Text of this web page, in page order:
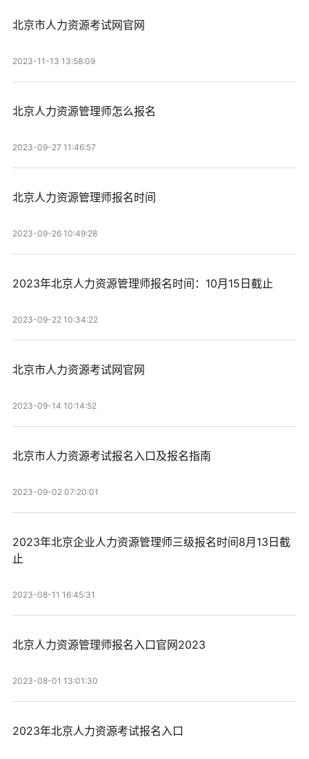
北京市人力资源考试网官网
2023-11-13 13:58:09
北京人力资源管理师怎么报名
2023-09-27 11:46:57
北京人力资源管理师报名时间
2023-09-26 10:49:28
2023年北京人力资源管理师报名时间：10月15日截止
2023-09-22 10:34:22
北京市人力资源考试网官网
2023-09-14 10:14:52
北京市人力资源考试报名入口及报名指南
2023-09-02 07:20:01
2023年北京企业人力资源管理师三级报名时间8月13日截
止
2023-08-11 16:45:31
北京人力资源管理师报名入口官网2023
2023-08-01 13:01:30
2023年北京人力资源考试报名入口